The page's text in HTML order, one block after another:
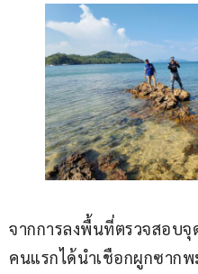
จากการลงพื้นที่ตรวจสอบ
คนแรกได้นำเชือกผูกซาก